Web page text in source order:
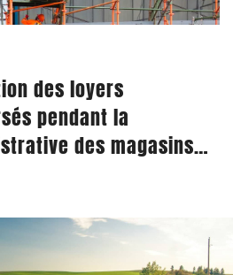
des loyers
pendant la
des magasins